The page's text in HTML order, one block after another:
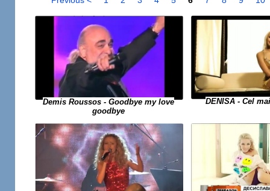
Demis Roussos - Goodbye my love
goodbye
DENISA - Cel